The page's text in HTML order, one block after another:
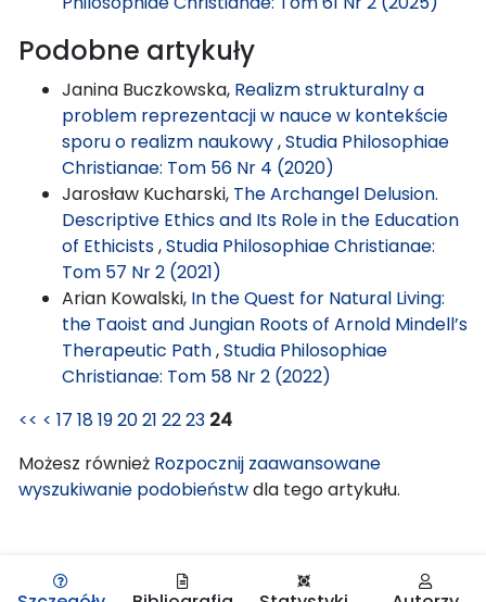
Podobne artykuły
Janina Buczkowska, Realizm strukturalny a
problem reprezentacji w nauce w kontekście
sporu o realizm naukowy,Studia Philosophiae
Christianae: Tom 56 Nr 4 (2020)
Jarosław Kucharski, The Archangel Delusion.
Descriptive Ethics and Its Role in the Education
of Ethicists,Studia Philosophiae Christianae:
Tom 57 Nr 2 (2021)
Arian Kowalski, In the Quest for Natural Living:
the Taoist and Jungian Roots of Arnold Mindell’s
Therapeutic Path,Studia Philosophiae
Christianae: Tom 58 Nr 2 (2022)
<< < 17 18192021 2223 24
Możesz również Rozpocznij zaawansowane
wyszukiwanie podobieństwdla tego artykułu.